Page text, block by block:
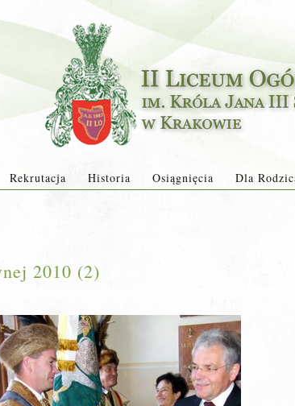
Rekrutacja Historia Osiągnięcia Dla
2010 (2)